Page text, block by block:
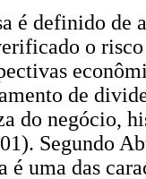
é definido de
o
de
do negócio,
Segundo
é uma das